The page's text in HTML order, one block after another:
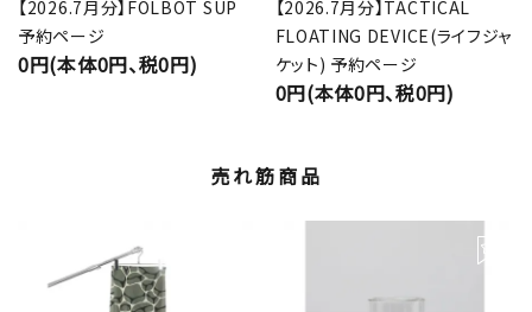
【2026.7月分】FOLBOT SUP
予約ページ
0円(本体0円、税0円)
【2026.7月分】TACTICAL
FLOATING DEVICE(ライフジャ
ケット) 予約ページ
0円(本体0円、税0円)
売れ筋商品